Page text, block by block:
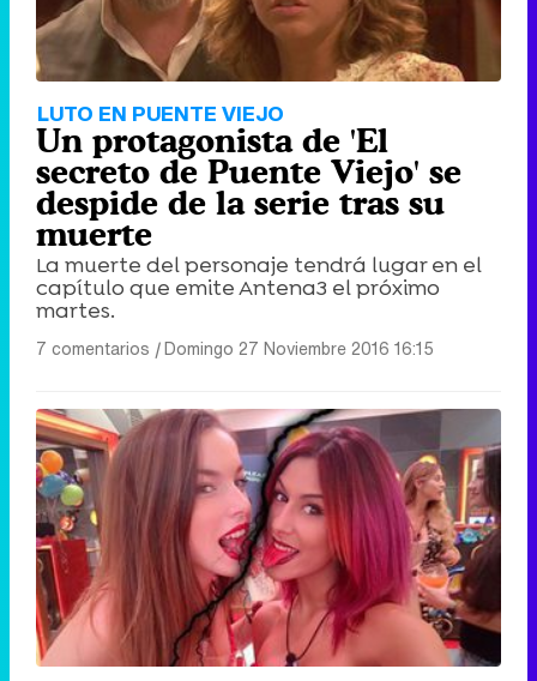
LUTO EN PUENTE VIEJO
Un protagonista de 'El
secreto de Puente Viejo' se
despide de la serie tras su
muerte
La muerte del personaje tendrá lugar en el
capítulo que emite Antena3 el próximo
martes.
7 comentarios |Domingo 27 Noviembre 2016 16:15